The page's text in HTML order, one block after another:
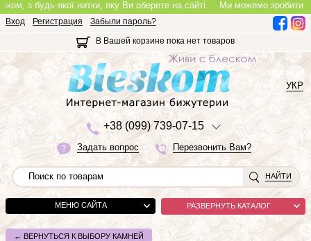
будь-якої нитки, яку Ви оберете на сайті.Ми можемо зробити
Вход Регистрация
Забыли пароль?
В Вашей корзине пока нет товаров
+38 (099) 739-07-15
Задать вопрос Перезвонить Вам?
УКР
НАЙТИ
МЕНЮ САЙТА РАЗВЕРНУТЬ КАТАЛОГ
← ВЕРНУТЬСЯ К ВЫБОРУ КАМНЕЙ